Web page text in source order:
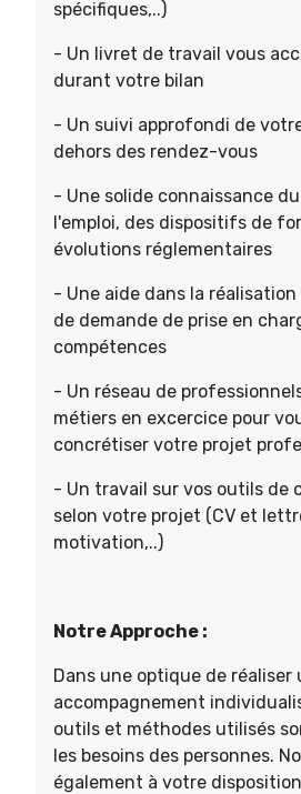
spécifiques,..)
- Un livret de travail vous
durant votre bilan
- Un suivi approfondi de
dehors des rendez-vous
- Une solide connaissance
l'emploi, des dispositifs de
évolutions réglementaires
- Une aide dans la
de demande de prise en
compétences
- Un réseau de
métiers en excercice pour
concrétiser votre projet
- Un travail sur vos outils de
selon votre projet (CV et
motivation,..)
Notre Approche :
Dans une optique de réaliser
accompagnement
outils et méthodes utilisés
les besoins des personnes.
également à votre